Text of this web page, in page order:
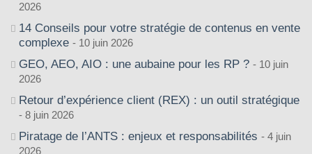
2026
14 Conseils pour votre stratégie de contenus en vente
complexe
10 juin 2026
GEO, AEO, AIO : une aubaine pour les RP ?
10 juin
2026
Retour d’expérience client (REX) : un outil stratégique
8 juin 2026
Piratage de l’ANTS : enjeux et responsabilités
4 juin
2026